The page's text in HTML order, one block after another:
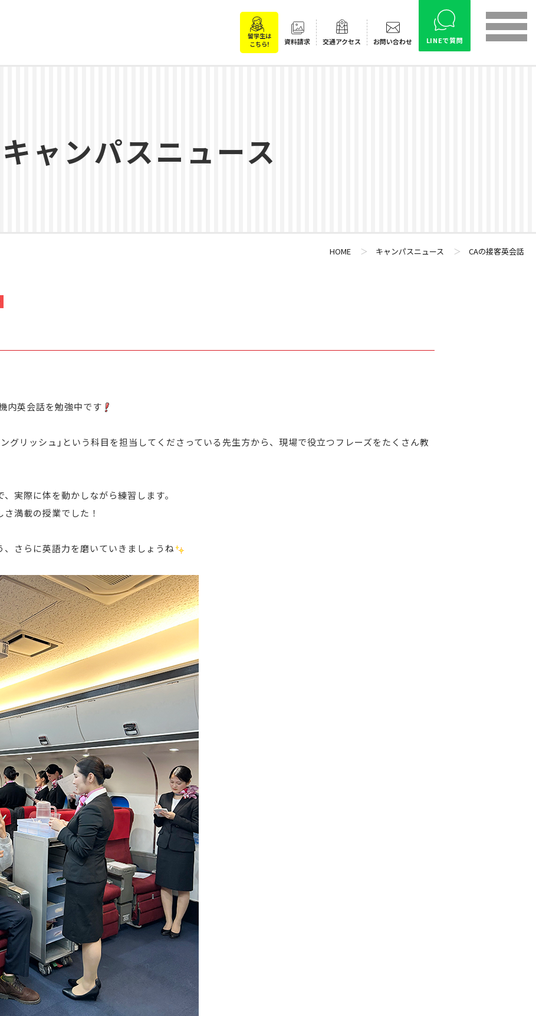
留学生は
こちら!
資料請求 交通アクセス お問い合わせ LINEで質問
キャンパスニュース
HOME ＞ キャンパスニュース ＞ CAの接客英会話
内英会話を勉強中です
グリッシュ」という科目を担当してくださっている 先生方から、現場で役立つフレーズをたくさん教
実際に体を動かしながら練習します。
満載の授業でした！
さらに英語力を磨いていきましょうね